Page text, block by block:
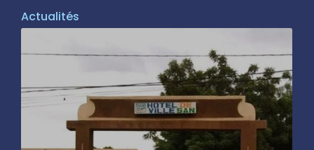
Actualités